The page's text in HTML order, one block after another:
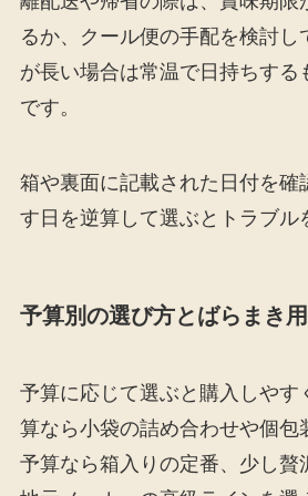
るか、クール便の手配を検討し
が長い場合は常温で日持ちする
です。
箱や裏面に記載された日付を確
す日を逆算して選ぶとトラブル
予算別の選び方とばらまき
予算に応じて選ぶと購入しやす
算なら小袋の詰め合わせや個包
予算なら箱入りの定番、少し贅